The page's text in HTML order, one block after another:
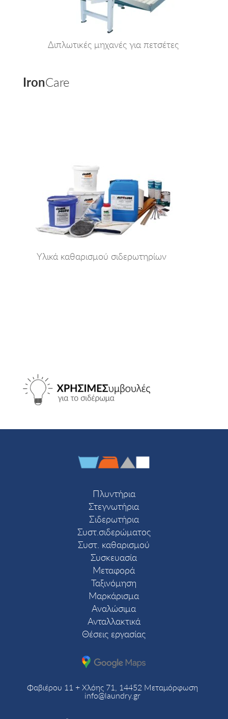
Διπλωτικές μηχανές για πετσέτες
IronCare
Υλικά καθαρισμού σιδερωτηρίων
Πλυντήρια
Στεγνωτήρια
Σιδερωτήρια
Συστ.σιδερώματος
Συστ. καθαρισμού
Συσκευασία
Μεταφορά
Ταξινόμηση
Μαρκάρισμα
Αναλώσιμα
Ανταλλακτικά
Θέσεις εργασίας
Φαβιέρου 11 + Χλόης 71, 14452 Μεταμόρφωση
info@laundry.gr